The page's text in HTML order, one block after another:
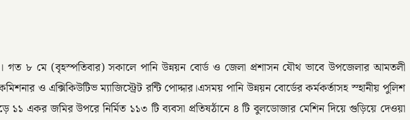
গত ৮ মে (বৃহস্পতিবার) সকালে পানি উন্নয়ন বোর্ড ও জেলা প্রশাসন যৌথ ভাবে উপজেলার আমতলী
ও এক্সিকিউটিভ ম্যাজিস্ট্রেট রন্টি পোদ্দার।এসময় পানি উন্নয়ন বোর্ডের কর্মকর্তাসহ স্হানীয় পুলিশ
১১ একর জমির উপরে নির্মিত ১১৩ টি ব্যবসা প্রতিষর্ঠানে ৪ টি বুলডোজার মেশিন দিয়ে গুড়িয়ে দেওয়া